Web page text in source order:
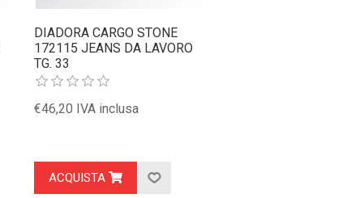
DIADORA CARGO STONE
172115 JEANS DA LAVORO
TG. 33
€46,20 IVA inclusa
ACQUISTA